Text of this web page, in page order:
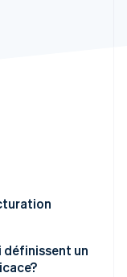
l’infrastructure
un